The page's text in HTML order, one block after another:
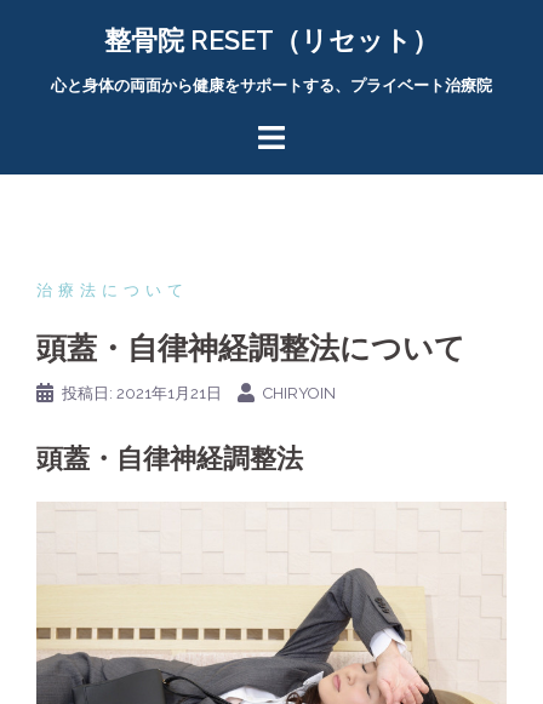
整骨院 RESET（リセット）
心と身体の両面から健康をサポートする、プライベート治療院
治療法について
頭蓋・自律神経調整法について
投稿日: 2021年1月21日 CHIRYOIN
頭蓋・自律神経調整法